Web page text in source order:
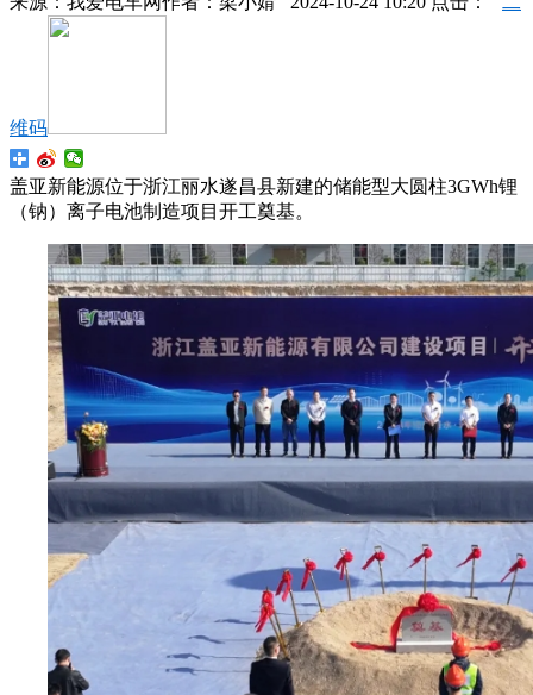
维码
盖亚新能源位于浙江丽水遂昌县新建的储能型大圆柱3GWh锂
（钠）离子电池制造项目开工奠基。